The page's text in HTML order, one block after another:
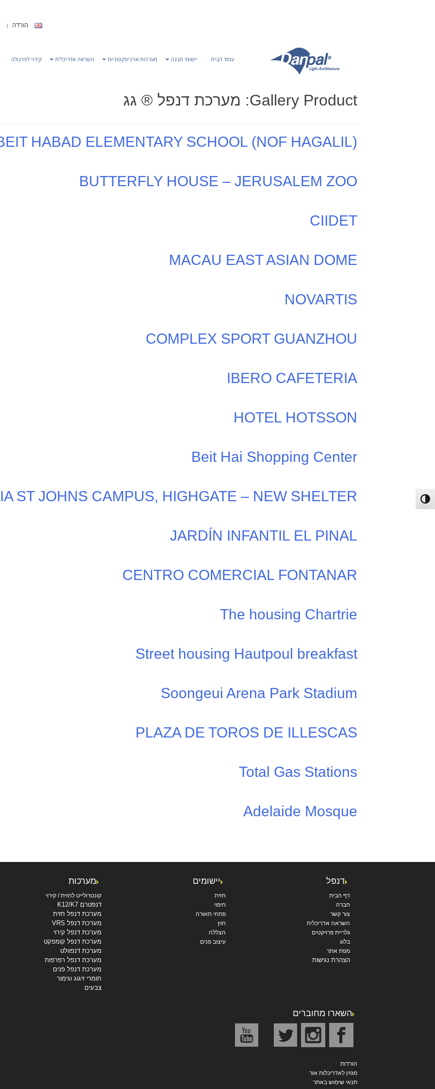
הפעל/כבה ניגודיות גבוהה
הורדה
עמוד הבית יישומי מבנה מערכות ארכיטקטוניות השראה אדריכלית קירוי לפרגולה
Gallery Product: מערכת דנפל ® גג
HABAD ELEMENTARY SCHOOL (NOF HAGALIL)
BUTTERFLY HOUSE – JERUSALEM ZOO
CIIDET
MACAU EAST ASIAN DOME
NOVARTIS
COMPLEX SPORT GUANZHOU
IBERO CAFETERIA
HOTEL HOTSSON
Beit Hai Shopping Center
ST JOHNS CAMPUS, HIGHGATE – NEW SHELTER
JARDÍN INFANTIL EL PINAL
CENTRO COMERCIAL FONTANAR
The housing Chartrie
Street housing Hautpoul breakfast
Soongeui Arena Park Stadium
PLAZA DE TOROS DE ILLESCAS
Total Gas Stations
Adelaide Mosque
דנפל
דף הבית
חברה
צור קשר
השראה אדריכלית
גלריית פרויקטים
בלוג
מפת אתר
הצהרת נגישות
יישומים
חזית
חיפוי
פתחי תאורה
חוץ
הצללה
עיצוב פנים
מערכות
קונטרולייט לחזית / קירוי
דנפטרם K12/K7
מערכת דנפל חזית
מערכת דנפל VRS
מערכת דנפל קירוי
מערכת דנפל קומפקט
מערכת דנפוולט
מערכת דנפל רפרפות
מערכת דנפל פנים
חומרי זיגוג וגימור
צבעים
השארו מחוברים
הורדות
מגזין לאדריכלות אור
תנאי שימוש באתר